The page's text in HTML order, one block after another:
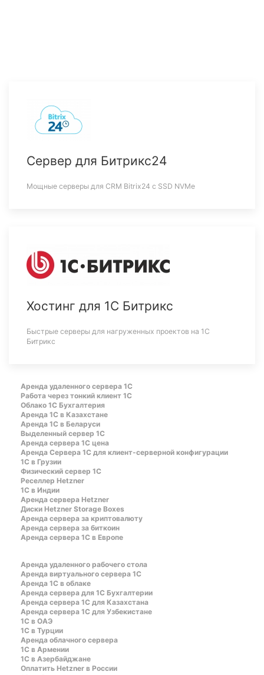
Сервер для Битрикс24
Мощные серверы для CRM Bitrix24 c SSD NVMe
Хостинг для 1С Битрикс
Быстрые серверы для нагруженных проектов на 1С
Битрикс
Аренда удаленного сервера 1С
Работа через тонкий клиент 1С
Облако 1С Бухгалтерия
Аренда 1С в Казахстане
Аренда 1С в Беларуси
Выделенный сервер 1С
Аренда сервера 1С цена
Aренда Сервера 1С для клиент-серверной конфигурации
1С в Грузии
Физический сервер 1С
Реселлер Hetzner
1С в Индии
Аренда сервера Hetzner
Диски Hetzner Storage Boxes
Аренда сервера за криптовалюту
Аренда сервера за биткоин
Аренда сервера 1С в Европе
Аренда удаленного рабочего стола
Аренда виртуального сервера 1С
Аренда 1С в облаке
Аренда сервера для 1С Бухгалтерии
Аренда сервера 1С для Казахстана
Аренда сервера 1С для Узбекистане
1C в ОАЭ
1C в Турции
Аренда облачного сервера
1С в Армении
1С в Азербайджане
Оплатить Hetzner в России